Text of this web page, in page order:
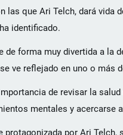
las que Ari Telch, dará vida
identificado.
forma muy divertida a la
ve reflejado en uno o más
de revisar la
mentales y acercarse
por Ari